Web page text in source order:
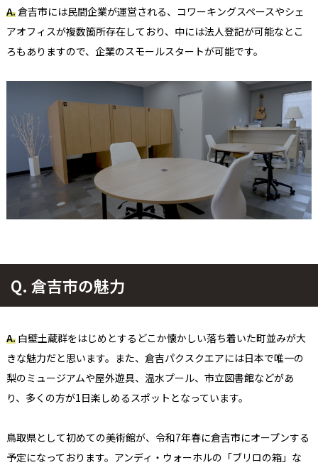
A.倉吉市には民間企業が運営される、コワーキングスペースやシェ
アオフィスが複数箇所存在しており、中には法人登記が可能なとこ
ろもありますので、企業のスモールスタートが可能です。
Q. 倉吉市の魅力
A. 白壁土蔵群をはじめとするどこか懐かしい落ち着いた町並みが大
きな魅力だと思います。また、 倉吉パクスクエアには日本で唯一の
梨のミュージアムや屋外遊具、温水プール、市立図書館などがあ
り、多くの方が1日楽しめるスポットとなっています。​
鳥取県として初めての美術館が、令和7年春に倉吉市にオープンする
予定になっております。アンディ・ウォーホルの「ブリロの箱」な